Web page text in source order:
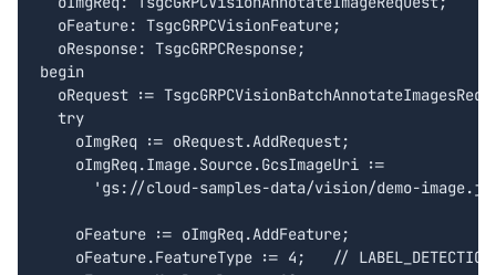
  oFeature: TsgcGRPCVisionFeature;
  oResponse: TsgcGRPCResponse;
begin
oRequest :=
  try
    oImgReq := oRequest.AddRequest;
    oImgReq.Image.Source.GcsImageUri :=
'gs://cloud-samples-data/vision/demo-
    oFeature := oImgReq.AddFeature;
    oFeature.FeatureType := 4;   // LABEL_DETECTION